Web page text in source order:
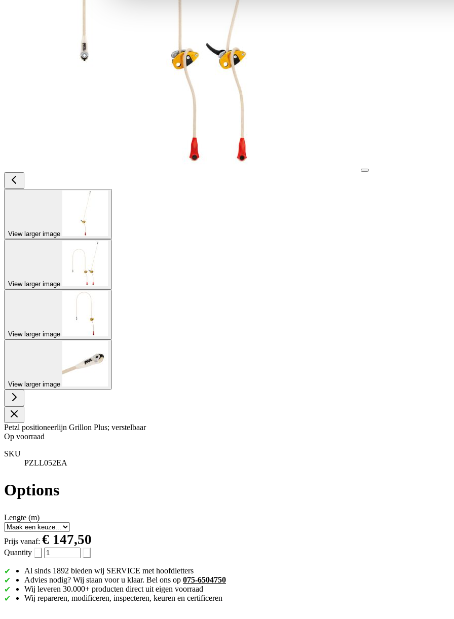
View larger image
View larger image
View larger image
View larger image
Petzl positioneerlijn Grillon Plus; verstelbaar
Op voorraad
SKU
PZLL052EA
Options
Lengte (m)
Prijs vanaf: € 147,50
Quantity
Al sinds 1892 bieden wij SERVICE met hoofdletters
Advies nodig? Wij staan voor u klaar. Bel ons op 075-6504750
Wij leveren 30.000+ producten direct uit eigen voorraad
Wij repareren, modificeren, inspecteren, keuren en certificeren